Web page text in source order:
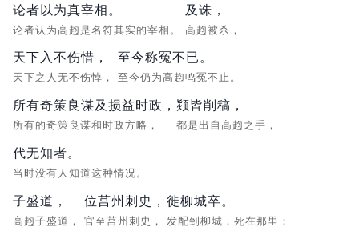
论者以为真宰相。
论者认为高赹是名符其实的宰相。
及诛，
高赹被杀，
天下入不伤惜，
天下之人无不伤悼，
至今称冤不已。
至今仍为高赹鸣冤不止。
所有奇策良谋及损益时政，
所有的奇策良谋和时政方略，
颎皆削稿，
都是出自高赹之手，
代无知者。
当时没有人知道这种情况。
子盛道，
高赹子盛道，
位莒州刺史，
官至莒州刺史，
徙柳城卒。
发配到柳城，死在那里；